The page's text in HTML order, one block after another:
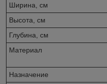
Ширина, см
Высота, см
Глубина, см
Материал
Назначение